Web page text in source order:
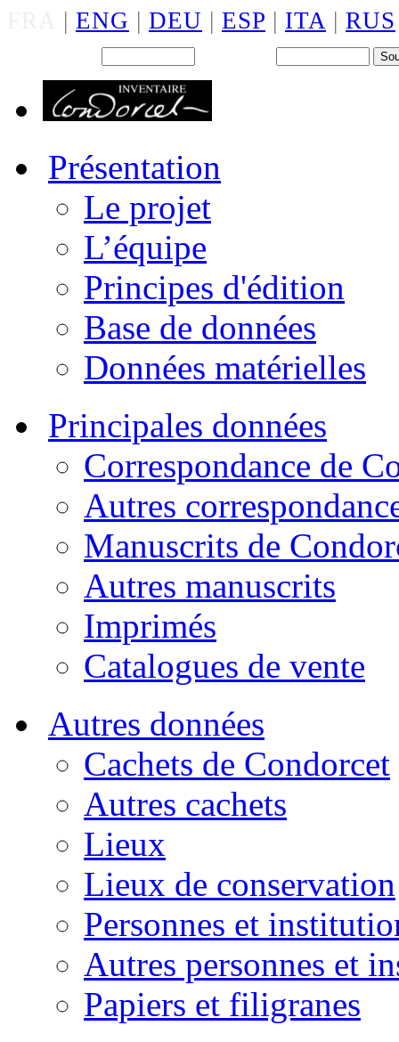
| ENG | DEU | ESP | ITA | RUS
Présentation
Le projet
L’équipe
Principes d'édition
Base de données
Données matérielles
Principales données
Correspondance de
Autres
Manuscrits de
Autres manuscrits
Imprimés
Catalogues de vente
Autres données
Cachets de Condorcet
Autres cachets
Lieux
Lieux de conservation
Personnes et
Autres personnes et
Papiers et filigranes